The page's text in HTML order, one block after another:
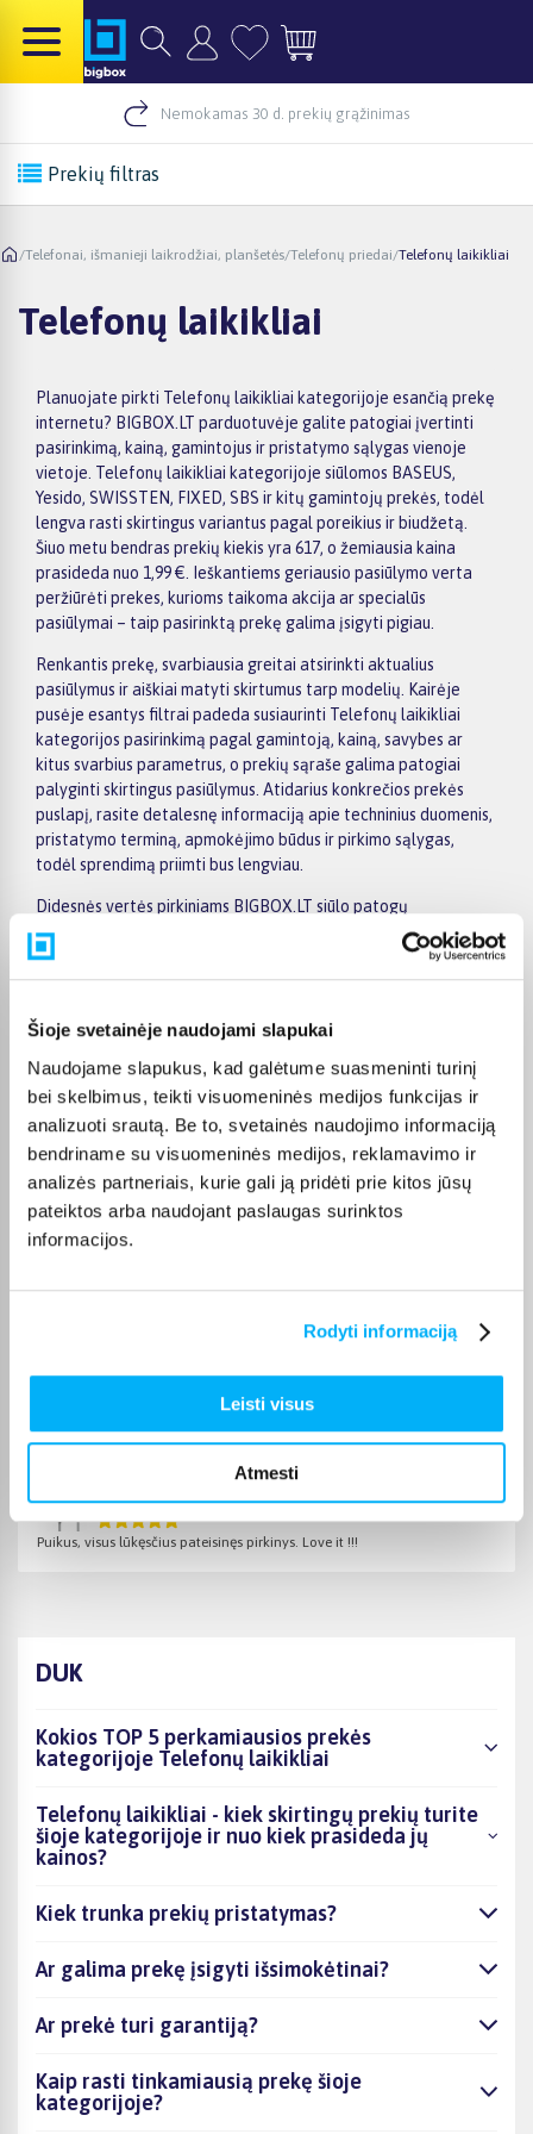
Šioje svetainėje naudojami slapukai
Naudojame slapukus, kad galėtume suasmeninti turinį
bei skelbimus, teikti visuomeninės medijos funkcijas ir
analizuoti srautą. Be to, svetainės naudojimo informaciją
bendriname su visuomeninės medijos, reklamavimo ir
analizės partneriais, kurie gali ją pridėti prie kitos jūsų
pateiktos arba naudojant paslaugas surinktos
informacijos.
Rodyti informaciją
Leisti visus
Atmesti
Nemokamas 30 d. prekių grąžinimas
Prekių filtras
/Telefonai, išmanieji laikrodžiai, planšetės/Telefonų priedai/Telefonų laikikliai
Telefonų laikikliai
Planuojate pirkti Telefonų laikikliai kategorijoje esančią prekę
internetu? BIGBOX.LT parduotuvėje galite patogiai įvertinti
pasirinkimą, kainą, gamintojus ir pristatymo sąlygas vienoje
vietoje. Telefonų laikikliai kategorijoje siūlomos BASEUS,
Yesido, SWISSTEN, FIXED, SBS ir kitų gamintojų prekės, todėl
lengva rasti skirtingus variantus pagal poreikius ir biudžetą.
Šiuo metu bendras prekių kiekis yra 617, o žemiausia kaina
prasideda nuo 1,99 €. Ieškantiems geriausio pasiūlymo verta
peržiūrėti prekes, kurioms taikoma akcija ar specialūs
pasiūlymai – taip pasirinktą prekę galima įsigyti pigiau.
Renkantis prekę, svarbiausia greitai atsirinkti aktualius
pasiūlymus ir aiškiai matyti skirtumus tarp modelių. Kairėje
pusėje esantys filtrai padeda susiaurinti Telefonų laikikliai
kategorijos pasirinkimą pagal gamintoją, kainą, savybes ar
kitus svarbius parametrus, o prekių sąraše galima patogiai
palyginti skirtingus pasiūlymus. Atidarius konkrečios prekės
puslapį, rasite detalesnę informaciją apie techninius duomenis,
pristatymo terminą, apmokėjimo būdus ir pirkimo sąlygas,
todėl sprendimą priimti bus lengviau.
Didesnės vertės pirkiniams BIGBOX.LT siūlo patogų
apmokėjimą dalimis – visoms prekėms nuo 150 Eur taikomas
nemokamas 24 mėnesių lizingas, todėl norimą prekę galima
įsigyti išsimokėtinai. Užsakymus pristatome visoje Lietuvoje:
nuo 499 € pristatymas į paštomatą nemokamas; kurjerio
prekės paprastai pristatomos per 1–2 darbo dienas, o tikslus
kiekvienos prekės pristatymo terminas nurodomas jos
puslapyje.
Pasirinkę tinkamą prekę iš Telefonų laikikliai kategorijos,
galite rinktis patogiausią gavimo būdą: pristatymą į
paštomatą, pristatymą per kurjerį arba, jei prekė pažymėta
kaip tinkama atsiėmimui, atsiėmimą BIGBOX.LT biure Veiverių
Pirkėjų atsiliepimai apie prekes
Patvirtintas pirkėjas
Puikus, visus lūkęsčius pateisinęs pirkinys. Love it !!!
DUK
Kokios TOP 5 perkamiausios prekės
kategorijoje Telefonų laikikliai
Telefonų laikikliai - kiek skirtingų prekių turite
šioje kategorijoje ir nuo kiek prasideda jų
kainos?
Kiek trunka prekių pristatymas?
Ar galima prekę įsigyti išsimokėtinai?
Ar prekė turi garantiją?
Kaip rasti tinkamiausią prekę šioje
kategorijoje?